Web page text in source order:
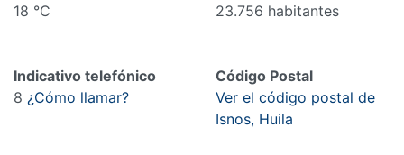
18 °C
23.756 habitantes
Indicativo telefónico
8 ¿Cómo llamar?
Código Postal
Ver el código postal de
Isnos, Huila